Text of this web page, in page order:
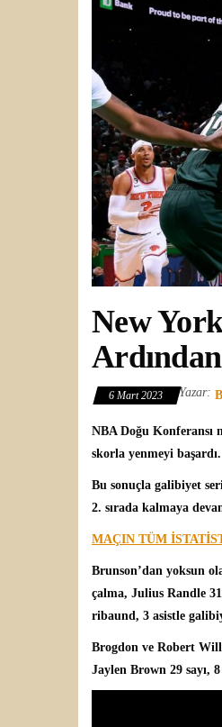
New
6 Mart 2023 Yazar:
NBA Doğu Konferansı
skorla yenmeyi
Bu sonuçla galibiyet
2. sırada kalmaya
MAÇIN TÜM
Brunson’dan yoksun
çalma, Julius Randle
ribaund, 3 asistle
Brogdon ve Robert
Jaylen Brown 29 sayı,